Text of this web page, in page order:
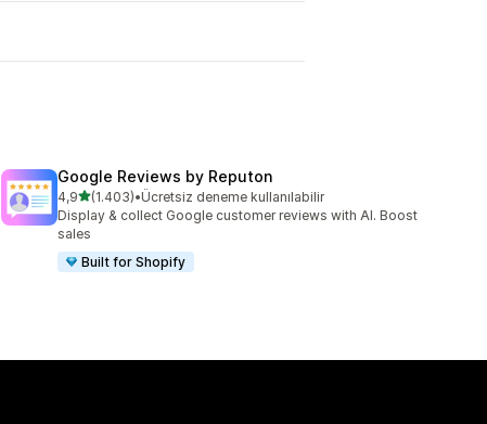
Google Reviews by Reputon
4,95 yıldız üzerinden
(1.403)
toplam 1403 değerlendirme
•Ücretsiz deneme kullanılabilir
Display & collect Google customer reviews with AI. Boost
sales
Built for Shopify